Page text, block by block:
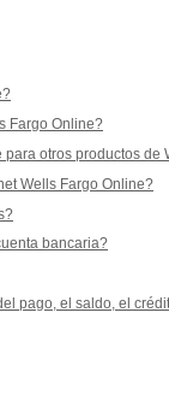
Fargo Online?
otros productos de
Wells Fargo Online?
bancaria?
pago, el saldo, el